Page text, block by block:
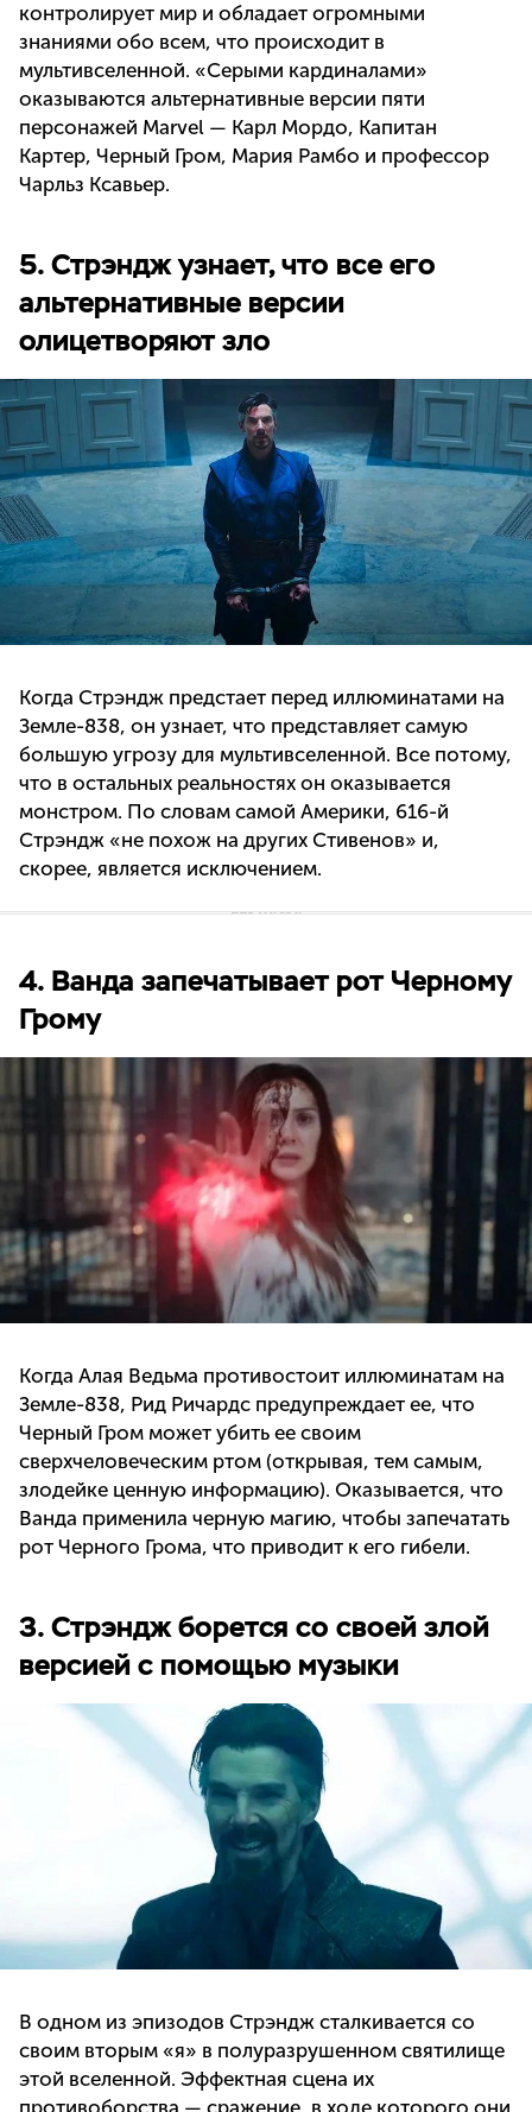
контролирует мир и обладает огромными
знаниями обо всем, что происходит в
мультивселенной. «Серыми кардиналами»
оказываются альтернативные версии пяти
персонажей Marvel — Карл Мордо, Капитан
Картер, Черный Гром, Мария Рамбо и профессор
Чарльз Ксавьер.
5. Стрэндж узнает, что все его
альтернативные версии
олицетворяют зло
Когда Стрэндж предстает перед иллюминатами на
Земле-838, он узнает, что представляет самую
большую угрозу для мультивселенной. Все потому,
что в остальных реальностях он оказывается
монстром. По словам самой Америки, 616-й
Стрэндж «не похож на других Стивенов» и,
скорее, является исключением.
4. Ванда запечатывает рот Черному
Грому
Когда Алая Ведьма противостоит иллюминатам на
Земле-838, Рид Ричардс предупреждает ее, что
Черный Гром может убить ее своим
сверхчеловеческим ртом (открывая, тем самым,
злодейке ценную информацию). Оказывается, что
Ванда применила черную магию, чтобы запечатать
рот Черного Грома, что приводит к его гибели.
3. Стрэндж борется со своей злой
версией с помощью музыки
В одном из эпизодов Стрэндж сталкивается со
своим вторым «я» в полуразрушенном святилище
этой вселенной. Эффектная сцена их